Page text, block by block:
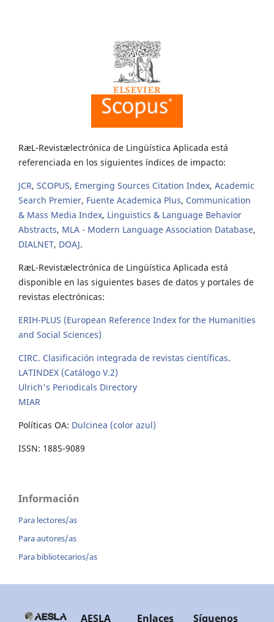
RæL-Revistælectrónica de Lingüística Aplicada está
referenciada en los siguientes índices de impacto:
JCR, SCOPUS, Emerging Sources Citation Index, Academic
Search Premier, Fuente Academica Plus, Communication
& Mass Media Index, Linguistics & Language Behavior
Abstracts, MLA - Modern Language Association Database,
DIALNET, DOAJ.
RæL-Revistælectrónica de Lingüística Aplicada está
disponible en las siguientes bases de datos y portales de
revistas electrónicas:
ERIH-PLUS (European Reference Index for the Humanities
and Social Sciences)
CIRC. Clasificación integrada de revistas científicas.
LATINDEX (Catálogo V.2)
Ulrich's Periodicals Directory
MIAR
Políticas OA: Dulcinea (color azul)
ISSN: 1885-9089
Información
Para lectores/as
Para autores/as
Para bibliotecarios/as
AESLA Enlaces Síguenos